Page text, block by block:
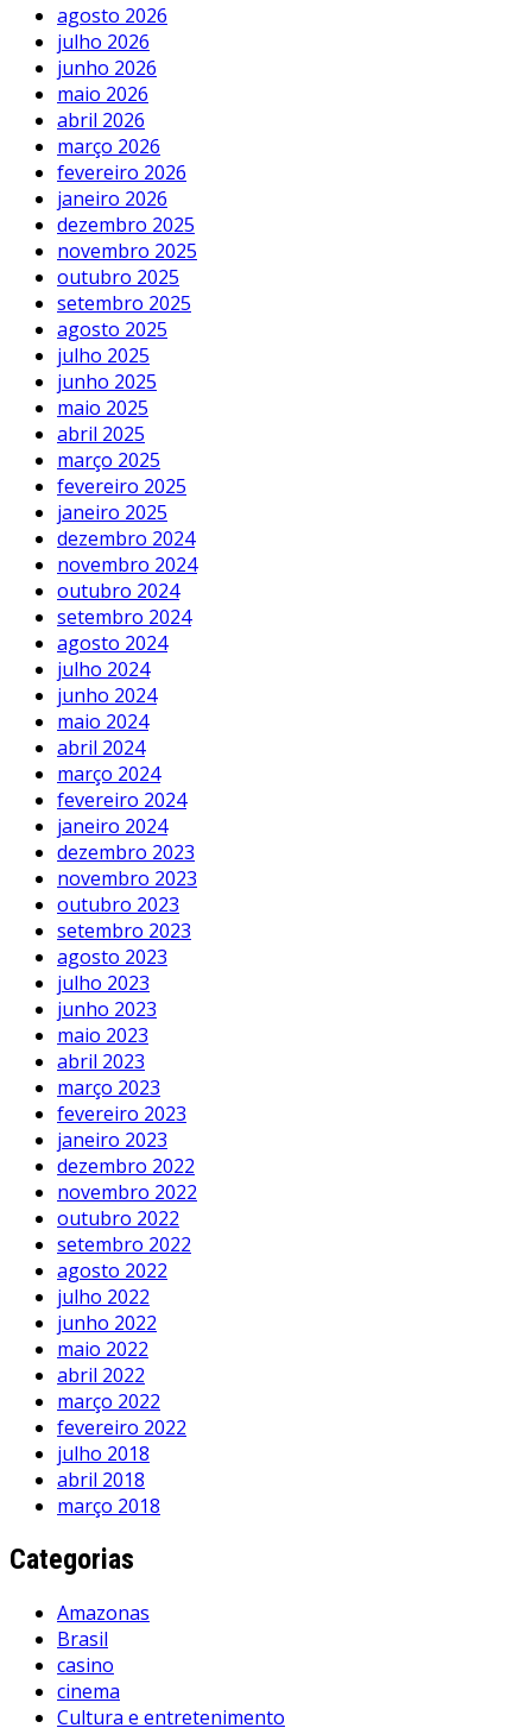
agosto 2026
julho 2026
junho 2026
maio 2026
abril 2026
março 2026
fevereiro 2026
janeiro 2026
dezembro 2025
novembro 2025
outubro 2025
setembro 2025
agosto 2025
julho 2025
junho 2025
maio 2025
abril 2025
março 2025
fevereiro 2025
janeiro 2025
dezembro 2024
novembro 2024
outubro 2024
setembro 2024
agosto 2024
julho 2024
junho 2024
maio 2024
abril 2024
março 2024
fevereiro 2024
janeiro 2024
dezembro 2023
novembro 2023
outubro 2023
setembro 2023
agosto 2023
julho 2023
junho 2023
maio 2023
abril 2023
março 2023
fevereiro 2023
janeiro 2023
dezembro 2022
novembro 2022
outubro 2022
setembro 2022
agosto 2022
julho 2022
junho 2022
maio 2022
abril 2022
março 2022
fevereiro 2022
julho 2018
abril 2018
março 2018
Categorias
Amazonas
Brasil
casino
cinema
Cultura e entretenimento